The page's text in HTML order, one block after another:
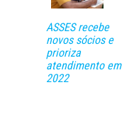
ASSES recebe
novos sócios e
prioriza
atendimento em
2022